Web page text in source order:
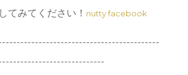
てみてください！ nutty facebook